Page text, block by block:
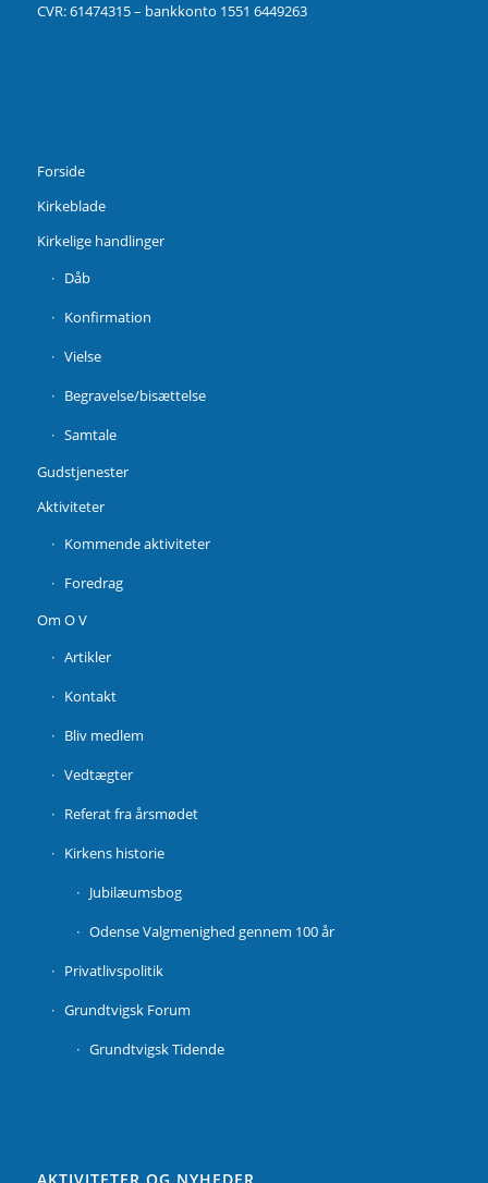
CVR: 61474315 – bankkonto 1551 6449263
Forside
Kirkeblade
Kirkelige handlinger
Dåb
Konfirmation
Vielse
Begravelse/bisættelse
Samtale
Gudstjenester
Aktiviteter
Kommende aktiviteter
Foredrag
Om O V
Artikler
Kontakt
Bliv medlem
Vedtægter
Referat fra årsmødet
Kirkens historie
Jubilæumsbog
Odense Valgmenighed gennem 100 år
Privatlivspolitik
Grundtvigsk Forum
Grundtvigsk Tidende
AKTIVITETER OG NYHEDER